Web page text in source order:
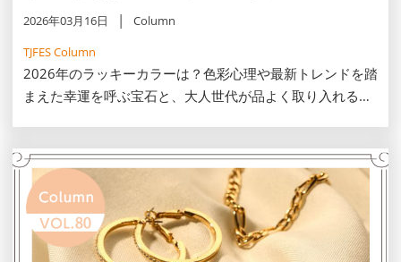
2026年03月16日
Column
TJFES Column
2026年のラッキーカラーは？色彩心理や最新トレンドを踏
まえた幸運を呼ぶ宝石と、大人世代が品よく取り入れる開
を見つけてみてください